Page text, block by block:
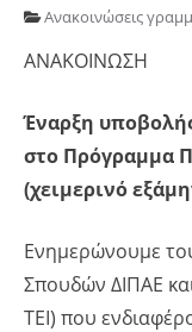
Ανακοινώσεις
ΑΝΑΚΟΙΝΩΣΗ
Έναρξη
στο Πρόγραμμα
(χειμερινό
Ενημερώνουμε
Σπουδών ΔΙΠΑΕ
ΤΕΙ) που